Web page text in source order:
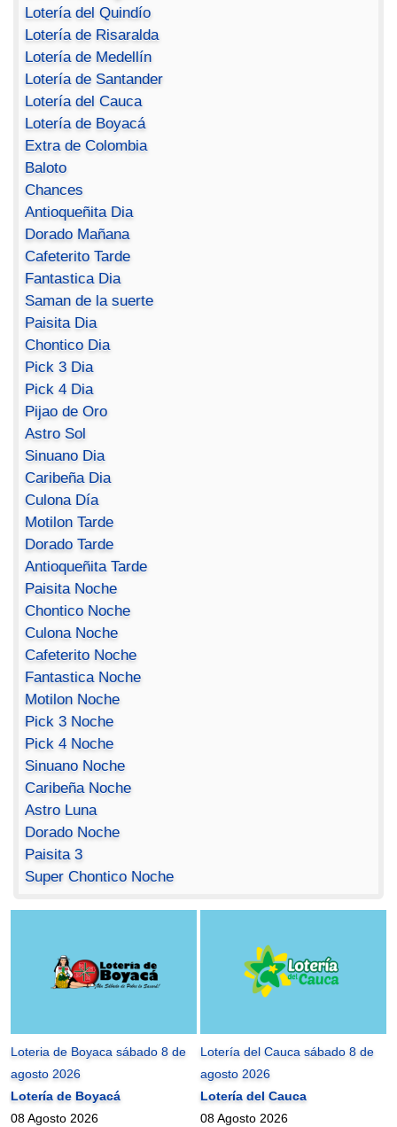
Lotería del Quindío
Lotería de Risaralda
Lotería de Medellín
Lotería de Santander
Lotería del Cauca
Lotería de Boyacá
Extra de Colombia
Baloto
Chances
Antioqueñita Dia
Dorado Mañana
Cafeterito Tarde
Fantastica Dia
Saman de la suerte
Paisita Dia
Chontico Dia
Pick 3 Dia
Pick 4 Dia
Pijao de Oro
Astro Sol
Sinuano Dia
Caribeña Dia
Culona Día
Motilon Tarde
Dorado Tarde
Antioqueñita Tarde
Paisita Noche
Chontico Noche
Culona Noche
Cafeterito Noche
Fantastica Noche
Motilon Noche
Pick 3 Noche
Pick 4 Noche
Sinuano Noche
Caribeña Noche
Astro Luna
Dorado Noche
Paisita 3
Super Chontico Noche
Loteria de Boyaca sábado 8 de
agosto 2026
Lotería de Boyacá
08 Agosto 2026
Lotería del Cauca sábado 8 de
agosto 2026
Lotería del Cauca
08 Agosto 2026